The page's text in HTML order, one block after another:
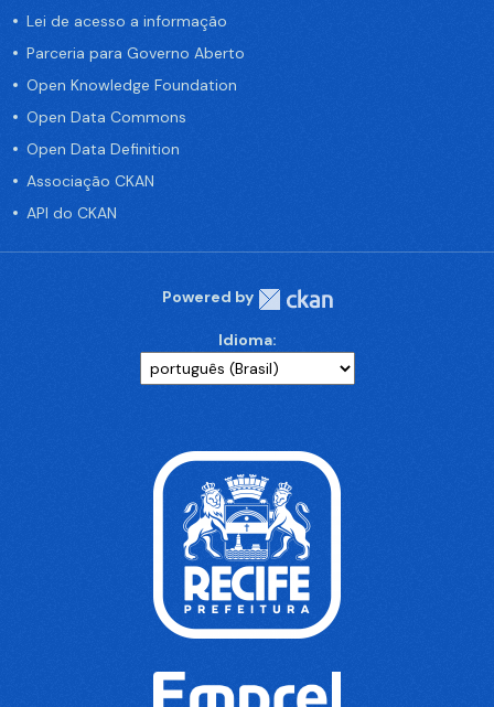
Lei de acesso a informação
Parceria para Governo Aberto
Open Knowledge Foundation
Open Data Commons
Open Data Definition
Associação CKAN
API do CKAN
Powered by
Idioma